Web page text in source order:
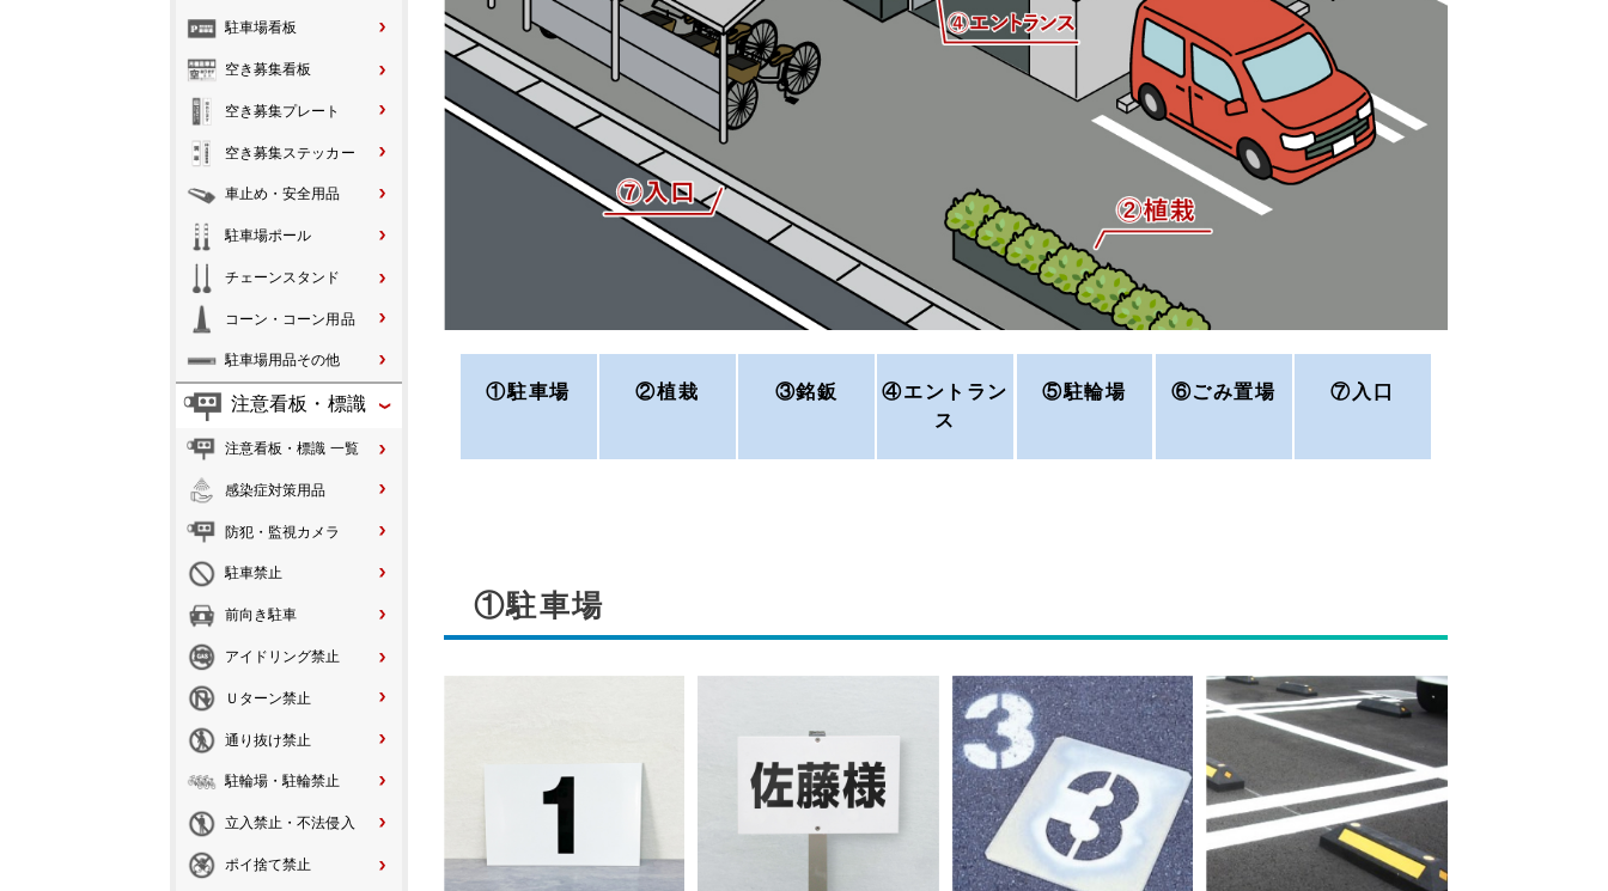
駐車場看板
空き募集看板
空き募集プレート
空き募集ステッカー
車止め・安全用品
駐車場ポール
チェーンスタンド
コーン・コーン用品
駐車場用品その他
注意看板・標識
注意看板・標識 一覧
感染症対策用品
防犯・監視カメラ
駐車禁止
前向き駐車
アイドリング禁止
Ｕターン禁止
通り抜け禁止
駐輪場・駐輪禁止
立入禁止・不法侵入
ポイ捨て禁止
①駐車場 ②植栽 ③銘鈑
④エントラン
ス
⑤駐輪場 ⑥ごみ置場 ⑦入口
①駐車場